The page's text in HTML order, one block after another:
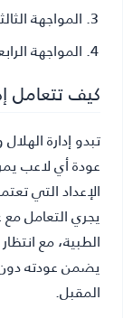
المواجهة
المواجهة
كيف تتعامل
تبدو إدارة
عودة أي لاعب
الإعداد التي
يجري التعامل
الطبية، مع
يضمن عودته
المقبل.